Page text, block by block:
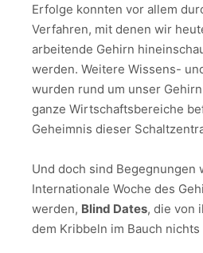
Erfolge konnten vor allem
Verfahren, mit denen wir
arbeitende Gehirn
werden. Weitere Wissens-
wurden rund um unser
ganze Wirtschaftsbereiche
Geheimnis dieser
Und doch sind Begegnungen
Internationale Woche des
werden, Blind Dates, die von
dem Kribbeln im Bauch